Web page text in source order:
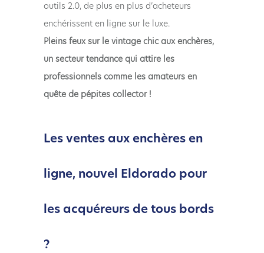
outils 2.0, de plus en plus d’acheteurs
enchérissent en ligne sur le luxe.
Pleins feux sur le vintage chic aux enchères,
un secteur tendance qui attire les
professionnels comme les amateurs en
quête de pépites collector !
Les ventes aux enchères en
ligne, nouvel Eldorado pour
les acquéreurs de tous bords
?